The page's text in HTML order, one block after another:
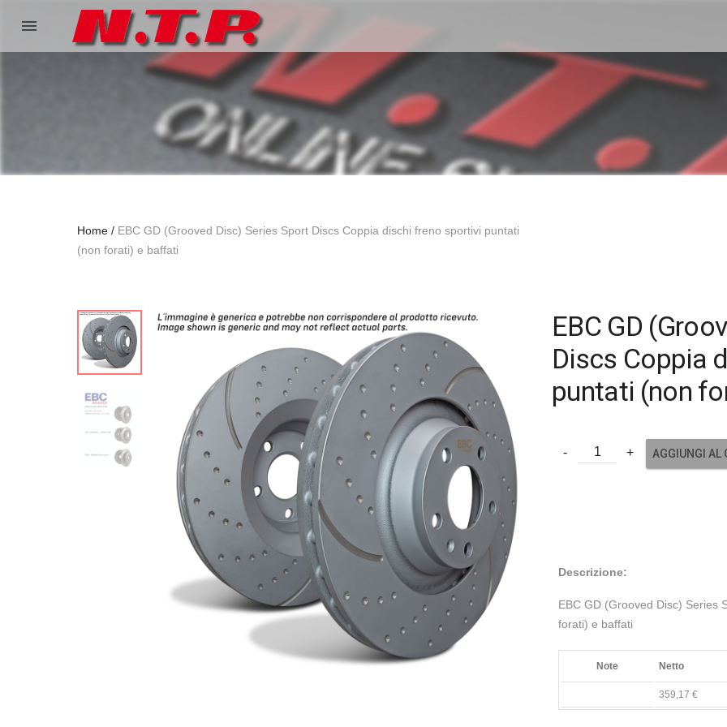
menu
Home
EBC GD (Grooved Disc) Series Sport Discs Coppia dischi freno sportivi puntati
(non forati) e baffati
EBC GD
Discs Coppia
puntati (non
AGGIUNGI AL
Descrizione:
EBC GD (Grooved Disc) Series
forati) e baffati
Note Netto
359,17 €